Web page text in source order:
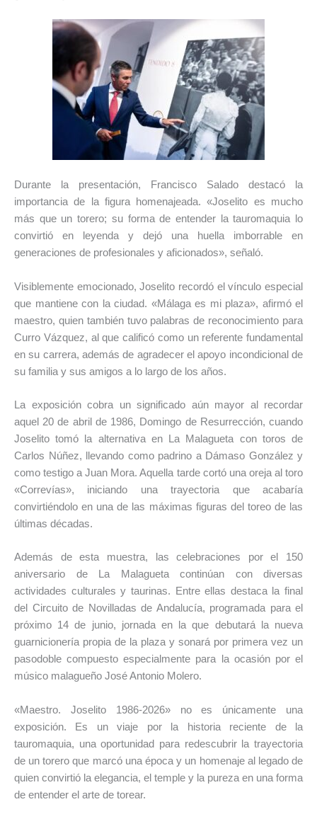
Durante la presentación, Francisco Salado destacó la
importancia de la figura homenajeada. «Joselito es mucho
más que un torero; su forma de entender la tauromaquia lo
convirtió en leyenda y dejó una huella imborrable en
generaciones de profesionales y aficionados», señaló.
Visiblemente emocionado, Joselito recordó el vínculo especial
que mantiene con la ciudad. «Málaga es mi plaza», afirmó el
maestro, quien también tuvo palabras de reconocimiento para
Curro Vázquez, al que calificó como un referente fundamental
en su carrera, además de agradecer el apoyo incondicional de
su familia y sus amigos a lo largo de los años.
La exposición cobra un significado aún mayor al recordar
aquel 20 de abril de 1986, Domingo de Resurrección, cuando
Joselito tomó la alternativa en La Malagueta con toros de
Carlos Núñez, llevando como padrino a Dámaso González y
como testigo a Juan Mora. Aquella tarde cortó una oreja al toro
«Correvías», iniciando una trayectoria que acabaría
convirtiéndolo en una de las máximas figuras del toreo de las
últimas décadas.
Además de esta muestra, las celebraciones por el 150
aniversario de La Malagueta continúan con diversas
actividades culturales y taurinas. Entre ellas destaca la final
del Circuito de Novilladas de Andalucía, programada para el
próximo 14 de junio, jornada en la que debutará la nueva
guarnicionería propia de la plaza y sonará por primera vez un
pasodoble compuesto especialmente para la ocasión por el
músico malagueño José Antonio Molero.
«Maestro. Joselito 1986-2026» no es únicamente una
exposición. Es un viaje por la historia reciente de la
tauromaquia, una oportunidad para redescubrir la trayectoria
de un torero que marcó una época y un homenaje al legado de
quien convirtió la elegancia, el temple y la pureza en una forma
de entender el arte de torear.